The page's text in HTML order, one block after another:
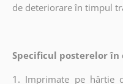
de deteriorare în timpul
Specificul posterelor în
1. Imprimate pe hârtie